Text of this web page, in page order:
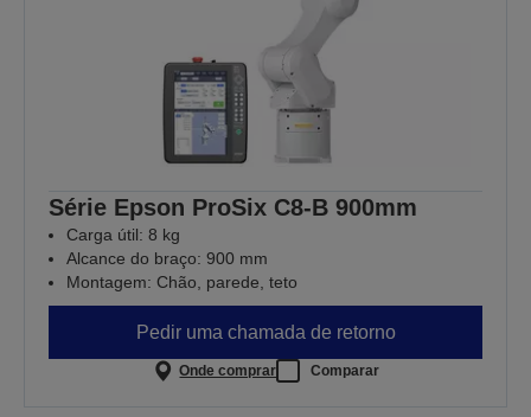
Série Epson ProSix C8-B 900mm
Carga útil: 8 kg
Alcance do braço: 900 mm
Montagem: Chão, parede, teto
Pedir uma chamada de retorno
Onde comprar Comparar